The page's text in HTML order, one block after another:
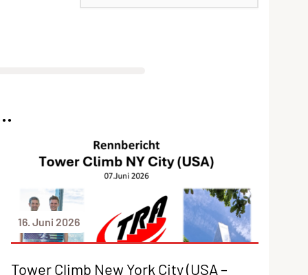
16. Juni 2026
Tower Climb New York City (USA –